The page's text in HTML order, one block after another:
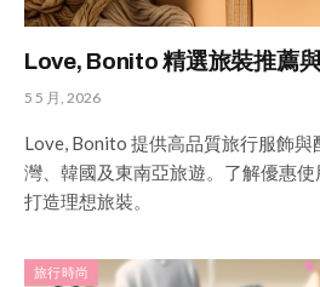
Love, Bonito 精選旅裝推薦
5 5 月, 2026
Love, Bonito 提供高品質旅行服飾
灣、韓國及東南亞旅遊。了解優惠
打造理想旅裝。
旅行時尚